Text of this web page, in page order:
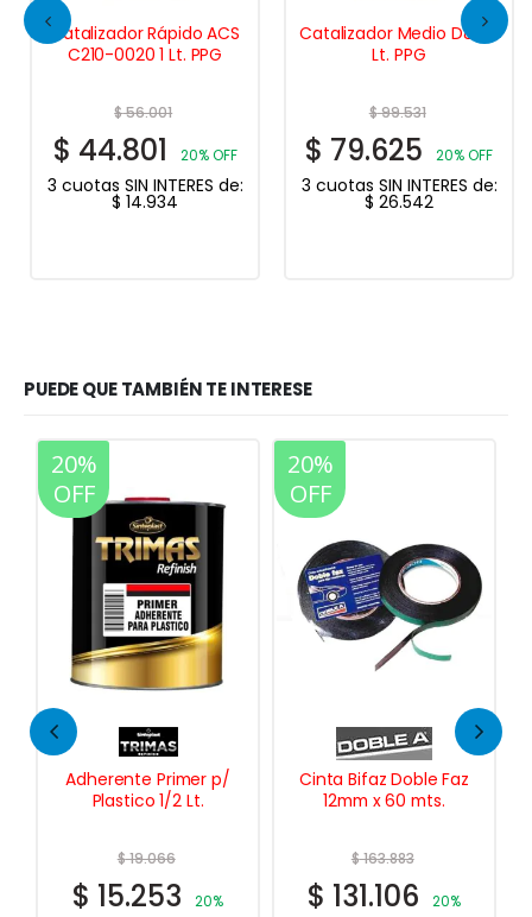
Catalizador Rápido ACS
C210-0020 1 Lt. PPG
$56.001
$ 44.801 20% OFF
3 cuotas SIN INTERES de:
$ 14.934
Catalizador Medio D841 1
Lt. PPG
$99.531
$ 79.625 20% OFF
3 cuotas SIN INTERES de:
$ 26.542
PUEDE QUE TAMBIÉN TE INTERESE
20%
OFF
Adherente Primer p/
Plastico 1/2 Lt.
$19.066
$ 15.253
20%
20%
OFF
Cinta Bifaz Doble Faz
12mm x 60 mts.
$163.883
$ 131.106
20%